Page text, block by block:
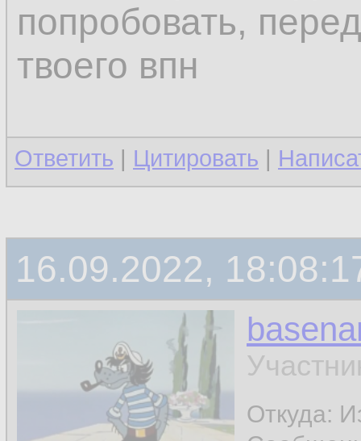
попробовать,
твоего впн
Ответить | Цитировать |
16.09.2022,
Откуда: